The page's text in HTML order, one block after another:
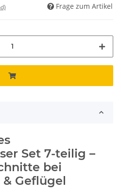
Frage zum Artikel
Set 7-teilig –
bei
& Geflügel